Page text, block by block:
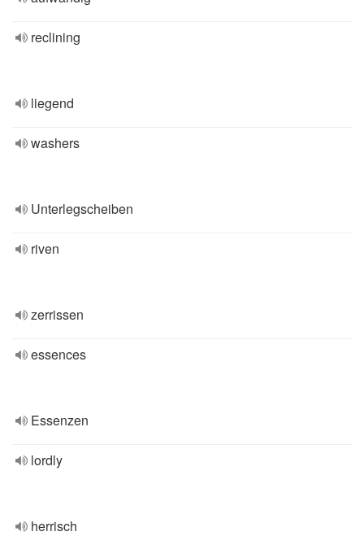
reclining
liegend
washers
Unterlegscheiben
riven
zerrissen
essences
Essenzen
lordly
herrisch